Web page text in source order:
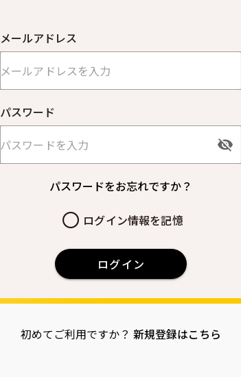
メールアドレス
パスワード
パスワードをお忘れですか？
ログイン情報を記憶
ログイン
初めてご利用ですか？ 新規登録はこちら